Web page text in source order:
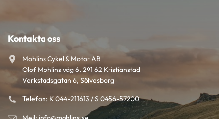
Kontakta oss
Mohlins Cykel & Motor AB
Olof Mohlins väg 6, 291 62 Kristianstad
Verkstadsgatan 6, Sölvesborg
Telefon: K 044-211613 / S 0456-57200